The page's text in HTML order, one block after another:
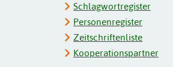
Schlagwortregister
Personenregister
Zeitschriftenliste
Kooperationspartner